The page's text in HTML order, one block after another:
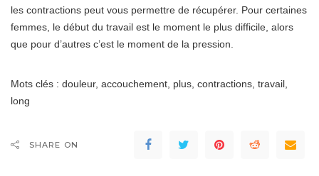
les contractions peut vous permettre de récupérer. Pour certaines
femmes, le début du travail est le moment le plus difficile, alors
que pour d’autres c’est le moment de la pression.
Mots clés : douleur, accouchement, plus, contractions, travail,
long
SHARE ON